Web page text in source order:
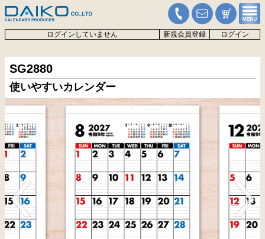
ログインしていません 新規会員登録 ログイン
SG2880
使いやすいカレンダー